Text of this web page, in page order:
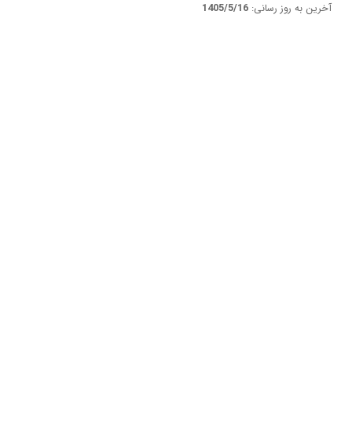
آخرین به روز رسانی: 1405/5/16